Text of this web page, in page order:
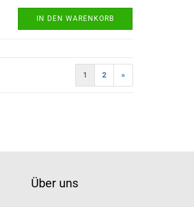
IN DEN WARENKORB
1 2 »
Über uns